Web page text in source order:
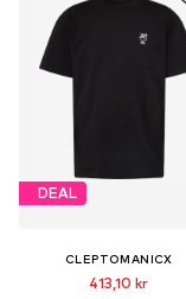
DEAL
CLEPTOMANICX
413,10 kr